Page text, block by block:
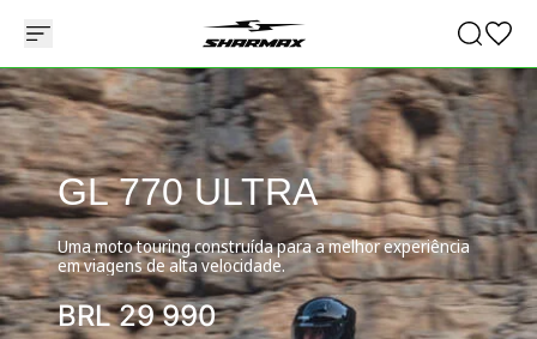
GL 770 ULTRA
Uma moto touring construída para a melhor experiência
em viagens de alta velocidade.
BRL29 990